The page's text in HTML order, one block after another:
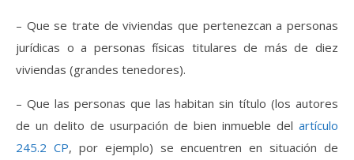
– Que se trate de viviendas que pertenezcan a personas
jurídicas o a personas físicas titulares de más de diez
viviendas (grandes tenedores).
– Que las personas que las habitan sin título (los autores
de un delito de usurpación de bien inmueble del artículo
245.2 CP, por ejemplo) se encuentren en situación de